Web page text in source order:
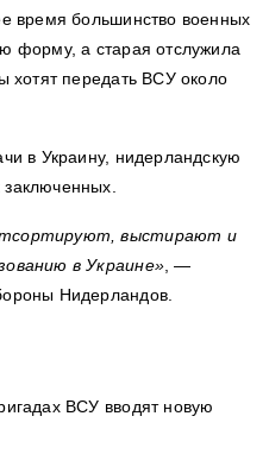
время большинство военных
форму, а старая отслужила
хотят передать ВСУ около
в Украину, нидерландскую
выстирают и
в Украине», —
Нидерландов.
ВСУ вводят новую